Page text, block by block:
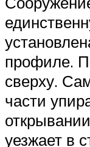
профиле.
сверху.
части
уезжает в